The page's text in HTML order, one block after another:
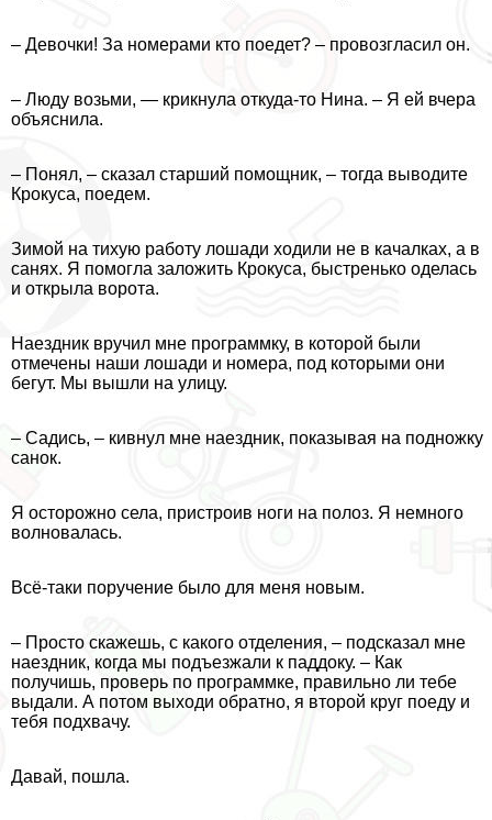
– Дeвoчки! За номерами кто поедет? – провозгласил он.
– Люду возьми, — крикнула откуда-то Нина. – Я ей вчера
объяснила.
– Понял, – сказал старший помощник, – тогда выводите
Крокуса, поедем.
Зимой на тихую работу лошади ходили не в качалках, а в
санях. Я помогла заложить Крокуса, быстренько оделась
и открыла ворота.
Наездник вручил мне программку, в которой были
отмечены наши лошади и номера, под которыми они
бегут. Мы вышли на улицу.
– Садись, – кивнул мне наездник, показывая на подножку
санок.
Я осторожно села, пристроив ноги на полоз. Я немного
волновалась.
Всё-таки поручение было для меня новым.
– Просто скажешь, с какого отделения, – подсказал мне
наездник, когда мы подъезжали к паддоку. – Как
получишь, проверь по программке, правильно ли тебе
выдали. А потом выходи обратно, я второй круг поеду и
тебя подхвачу.
Давай, пошла.